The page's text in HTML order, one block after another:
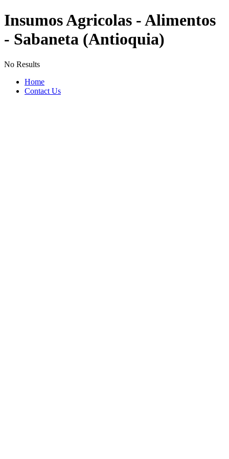
Insumos Agricolas - Alimentos
- Sabaneta (Antioquia)
No Results
Home
Contact Us